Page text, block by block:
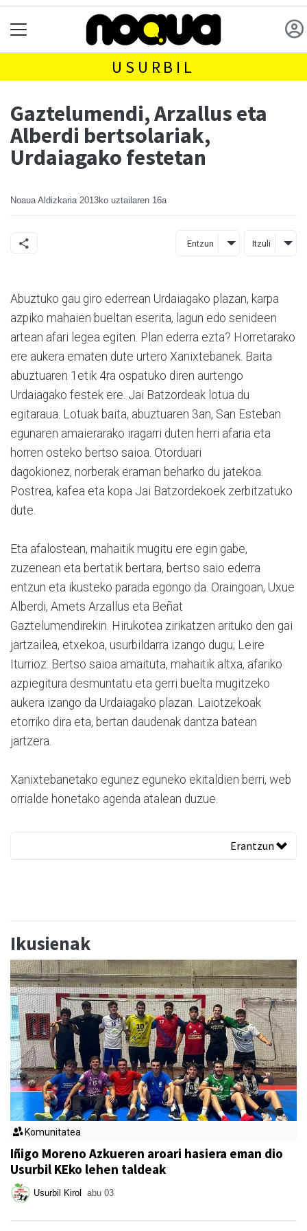
USURBIL
Gaztelumendi, Arzallus eta
Alberdi bertsolariak,
Urdaiagako festetan
Noaua Aldizkaria 2013ko uztailaren 16a
Entzun Itzuli
Abuztuko gau giro ederrean Urdaiagako plazan, karpa
azpiko mahaien bueltan eserita, lagun edo senideen
artean afari legea egiten. Plan ederra ezta? Horretarako
ere aukera ematen dute urtero Xanixtebanek. Baita
abuztuaren 1etik 4ra ospatuko diren aurtengo
Urdaiagako festek ere. Jai Batzordeak lotua du
egitaraua. Lotuak baita, abuztuaren 3an, San Esteban
egunaren amaierarako iragarri duten herri afaria eta
horren osteko bertso saioa. Otorduari
dagokionez, norberak eraman beharko du jatekoa.
Postrea, kafea eta kopa Jai Batzordekoek zerbitzatuko
dute.
Eta afalostean, mahaitik mugitu ere egin gabe,
zuzenean eta bertatik bertara, bertso saio ederra
entzun eta ikusteko parada egongo da. Oraingoan, Uxue
Alberdi, Amets Arzallus eta Beñat
Gaztelumendirekin. Hirukotea zirikatzen arituko den gai
jartzailea, etxekoa, usurbildarra izango dugu; Leire
Iturrioz. Bertso saioa amaituta, mahaitik altxa, afariko
azpiegitura desmuntatu eta gerri buelta mugitzeko
aukera izango da Urdaiagako plazan. Laiotzekoak
etorriko dira eta, bertan daudenak dantza batean
jartzera.
Xanixtebanetako egunez eguneko ekitaldien berri, web
orrialde honetako agenda atalean duzue.
Erantzun
Ikusienak
Komunitatea
Iñigo Moreno Azkueren aroari hasiera eman dio
Usurbil KEko lehen taldeak
Usurbil Kirol abu 03